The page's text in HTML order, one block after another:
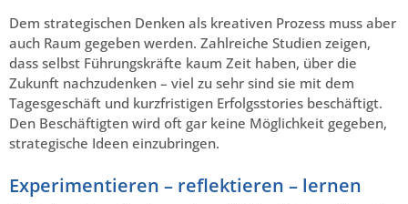
Dem strategischen Denken als kreativen Prozess muss aber
auch Raum gegeben werden. Zahlreiche Studien zeigen,
dass selbst Führungskräfte kaum Zeit haben, über die
Zukunft nachzudenken – viel zu sehr sind sie mit dem
Tagesgeschäft und kurzfristigen Erfolgsstories beschäftigt.
Den Beschäftigten wird oft gar keine Möglichkeit gegeben,
strategische Ideen einzubringen.
Experimentieren – reflektieren – lernen